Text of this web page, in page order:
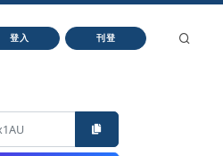
登入 刊登